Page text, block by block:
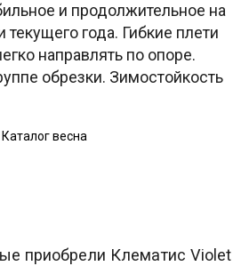
и продолжительное на
текущего года. Гибкие плети
направлять по опоре.
обрезки. Зимостойкость
Каталог весна
приобрели Клематис Violet